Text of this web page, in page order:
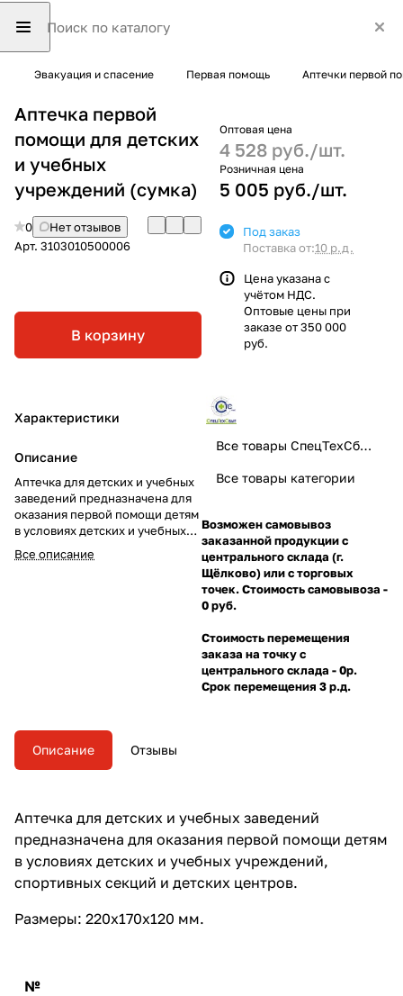
Эвакуация и спасение Первая помощь Аптечки первой
Аптечка первой
помощи для детских
и учебных
учреждений (сумка)
0
Нет отзывов
Арт. 3103010500006
В корзину
Характеристики
Описание
Аптечка для детских и учебных
заведений предназначена для
оказания первой помощи детям
в условиях детских и учебных
учреждений, спортивных
секций и детских центров.
Все описание
Оптовая цена
4 528 руб./шт.
Розничная цена
5 005 руб./шт.
Под заказ
Поставка от:10 р.д.
Цена указана с
учётом НДС.
Оптовые цены при
заказе от 350 000
руб.
Все товары СпецТехСбыт
Все товары категории
Возможен самовывоз
заказанной продукции с
центрального склада (г.
Щёлково) или с торговых
точек. Стоимость самовывоза -
0 руб.
Стоимость перемещения
заказа на точку с
центрального склада - 0р.
Срок перемещения 3 р.д.
Описание Отзывы
Аптечка для детских и учебных заведений
предназначена для оказания первой помощи детям
в условиях детских и учебных учреждений,
спортивных секций и детских центров.
Размеры: 220х170х120 мм.
№